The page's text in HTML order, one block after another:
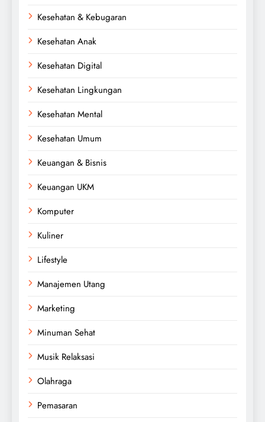
Kesehatan & Kebugaran
Kesehatan Anak
Kesehatan Digital
Kesehatan Lingkungan
Kesehatan Mental
Kesehatan Umum
Keuangan & Bisnis
Keuangan UKM
Komputer
Kuliner
Lifestyle
Manajemen Utang
Marketing
Minuman Sehat
Musik Relaksasi
Olahraga
Pemasaran